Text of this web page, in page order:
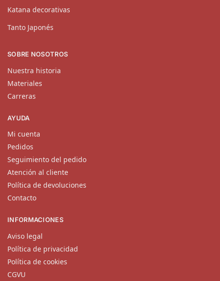
Katana decorativas
Tanto Japonés
SOBRE NOSOTROS
Nuestra historia
Materiales
Carreras
AYUDA
Mi cuenta
Pedidos
Seguimiento del pedido
Atención al cliente
Política de devoluciones
Contacto
INFORMACIONES
Aviso legal
Política de privacidad
Política de cookies
CGVU